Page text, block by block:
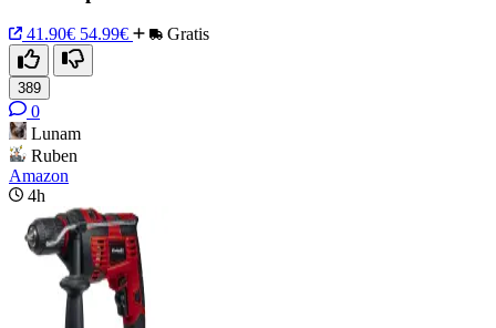
41.90€ 54.99€ Gratis
389
0
Lunam
Ruben
Amazon
4h